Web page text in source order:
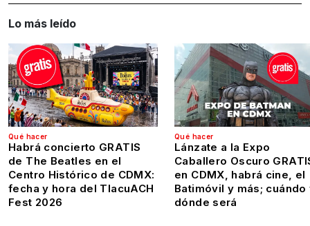
Lo más leído
Qué hacer
Habrá concierto GRATIS
de The Beatles en el
Centro Histórico de CDMX:
fecha y hora del TlacuACH
Fest 2026
Qué hacer
Lánzate a la Expo
Caballero Oscuro
en CDMX, habrá cine, el
Batimóvil y más; cuándo
dónde será